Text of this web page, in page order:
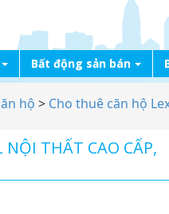
Bất động sản bán
hộ > Cho thuê căn hộ
THẤT CAO CẤP,